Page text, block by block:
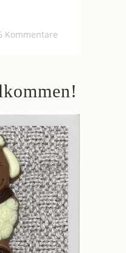
Kommentare